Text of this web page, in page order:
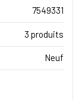
7549331
3 produits
Neuf